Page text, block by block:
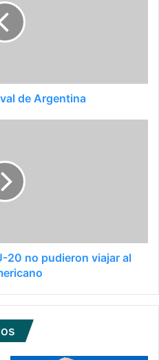
de Argentina
20 no pudieron viajar al